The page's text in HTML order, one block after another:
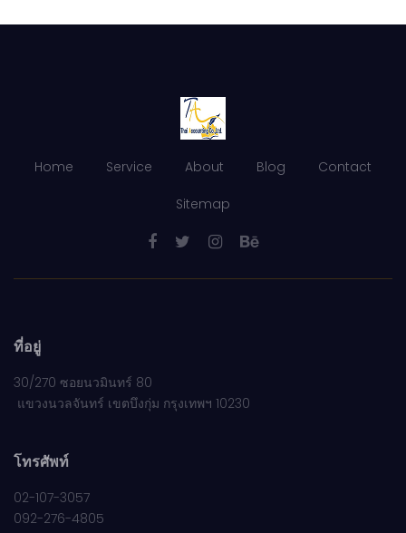
Home Service About Blog Contact
Sitemap
ที่อยู่
30/270 ซอยนวมินทร์ 80
แขวงนวลจันทร์ เขตบึงกุ่ม กรุงเทพฯ 10230
โทรศัพท์
02-107-3057
092-276-4805